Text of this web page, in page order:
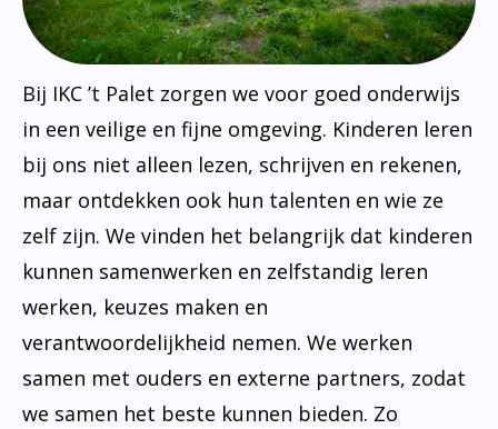
Bij IKC ’t Palet zorgen we voor goed onderwijs
in een veilige en fijne omgeving. Kinderen leren
bij ons niet alleen lezen, schrijven en rekenen,
maar ontdekken ook hun talenten en wie ze
zelf zijn. We vinden het belangrijk dat kinderen
kunnen samenwerken en zelfstandig leren
werken, keuzes maken en
verantwoordelijkheid nemen. We werken
samen met ouders en externe partners, zodat
we samen het beste kunnen bieden. Zo